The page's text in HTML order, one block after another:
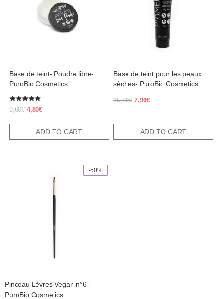
Base de teint- Poudre libre-
PuroBio Cosmetics
Rated
5.00
9,60€ Original
9,60€.
4,80€Current
4,80€.
ADD TO CART
Base de teint pour les peaux
sèches- PuroBio Cosmetics
15,80€ Original
7,90€Current
ADD TO CART
-50%
Pinceau Lèvres Vegan n°6-
PuroBio Cosmetics